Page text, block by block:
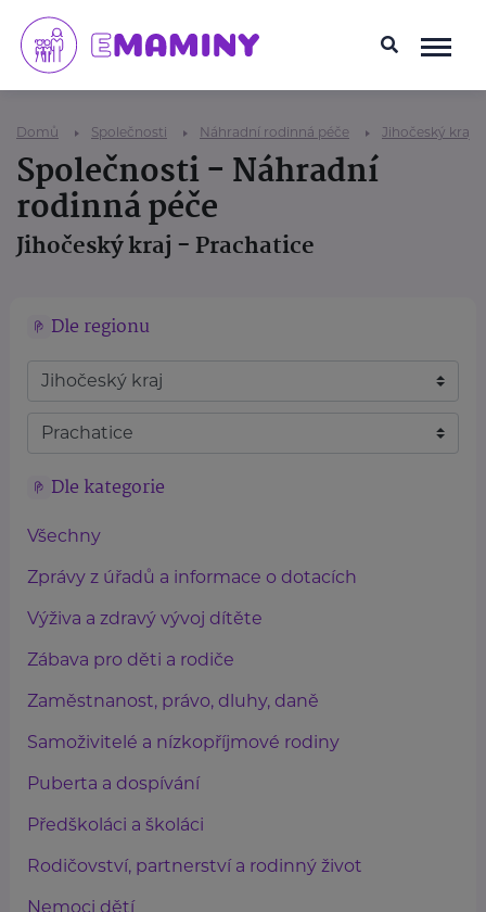
Domů Společnosti Náhradní rodinná péče Jihočeský kraj
Společnosti - Náhradní
rodinná péče
Jihočeský kraj - Prachatice
Dle regionu
Dle kategorie
Všechny
Zprávy z úřadů a informace o dotacích
Výživa a zdravý vývoj dítěte
Zábava pro děti a rodiče
Zaměstnanost, právo, dluhy, daně
Samoživitelé a nízkopříjmové rodiny
Puberta a dospívání
Předškoláci a školáci
Rodičovství, partnerství a rodinný život
Nemoci dětí